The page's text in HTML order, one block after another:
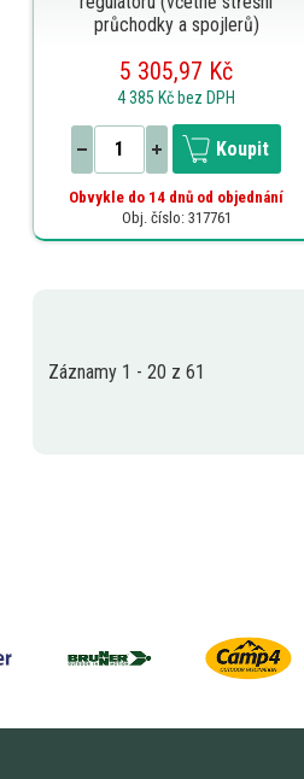
průchodky a spojlerů)
5 305,97 Kč
4 385 Kč bez DPH
Koupit
Obvykle do 14 dnů od objednání
Obj. číslo: 317761
Záznamy 1 - 20 z 61